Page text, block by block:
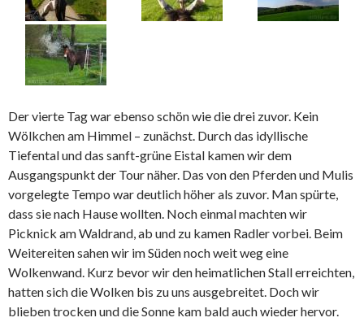
Der vierte Tag war ebenso schön wie die drei zuvor. Kein
Wölkchen am Himmel – zunächst. Durch das idyllische
Tiefental und das sanft-grüne Eistal kamen wir dem
Ausgangspunkt der Tour näher. Das von den Pferden und Mulis
vorgelegte Tempo war deutlich höher als zuvor. Man spürte,
dass sie nach Hause wollten. Noch einmal machten wir
Picknick am Waldrand, ab und zu kamen Radler vorbei. Beim
Weitereiten sahen wir im Süden noch weit weg eine
Wolkenwand. Kurz bevor wir den heimatlichen Stall erreichten,
hatten sich die Wolken bis zu uns ausgebreitet. Doch wir
blieben trocken und die Sonne kam bald auch wieder hervor.